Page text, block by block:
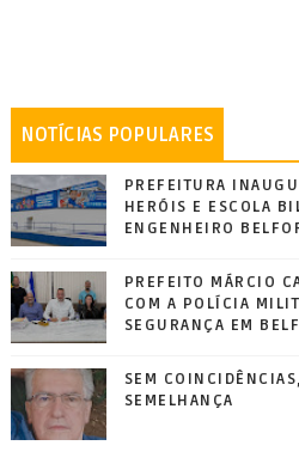
NOTÍCIAS POPULARES
PREFEITURA
HERÓIS E ESCOLA
ENGENHEIRO
PREFEITO MÁRCIO
COM A POLÍCIA
SEGURANÇA EM
SEM
SEMELHANÇA